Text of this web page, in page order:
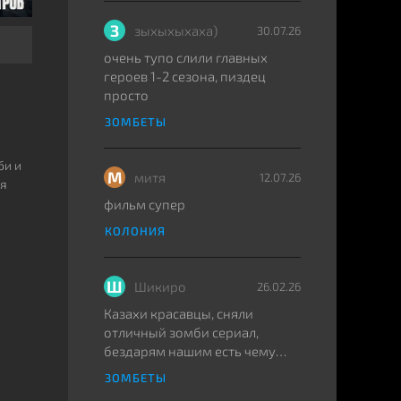
и
З зыхыхыхаха) 30.07.26
очень тупо слили главных
героев 1-2 сезона, пиздец
просто
ЗОМБЕТЫ
М митя 12.07.26
фильм супер
КОЛОНИЯ
Ш Шикиро 26.02.26
Казахи красавцы, сняли
отличный зомби сериал,
бездарям нашим есть чему
поучиться.
ЗОМБЕТЫ